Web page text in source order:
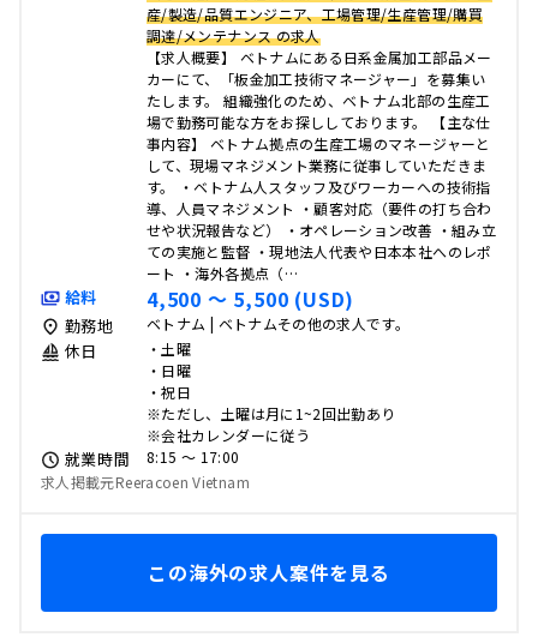
産/製造/品質エンジニア、工場管理/生産管理/購買
調達/メンテナンス の求人
【求人概要】 ベトナムにある日系金属加工部品メー
カーにて、「板金加工技術マネージャー」を募集い
たします。 組織強化のため、ベトナム北部の生産工
場で勤務可能な方をお探ししております。 【主な仕
事内容】 ベトナム拠点の生産工場のマネージャーと
して、現場マネジメント業務に従事していただきま
す。 ・ベトナム人スタッフ及びワーカーへの技術指
導、人員マネジメント ・顧客対応（要件の打ち合わ
せや状況報告など） ・オペレーション改善 ・組み立
ての実施と監督 ・現地法人代表や日本本社へのレポ
ート ・海外各拠点（…
給料 4,500 〜 5,500 (USD)
勤務地 ベトナム | ベトナムその他の求人です。
休日
・土曜
・日曜
・祝日
※ただし、土曜は月に1~2回出勤あり
※会社カレンダーに従う
就業時間
8:15 〜 17:00
求人掲載元Reeracoen Vietnam
この海外の求人案件を見る